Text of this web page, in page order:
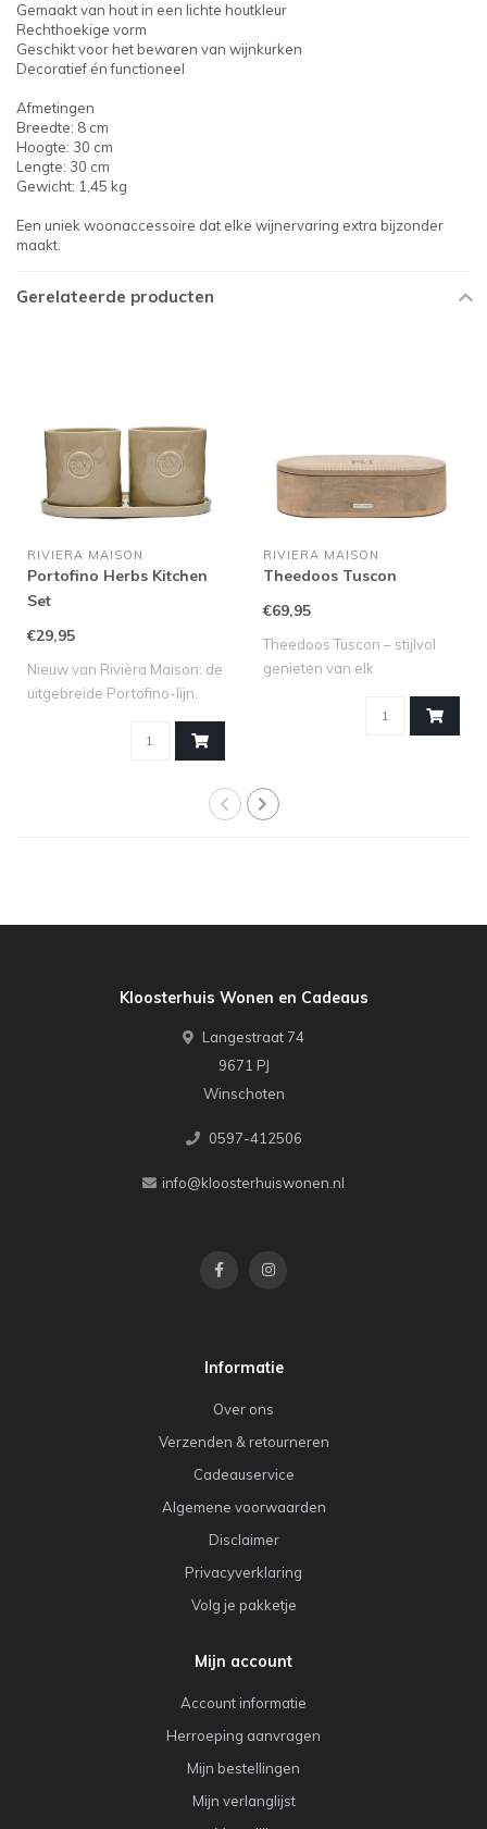
Gemaakt van hout in een lichte houtkleur
Rechthoekige vorm
Geschikt voor het bewaren van wijnkurken
Decoratief én functioneel
Afmetingen
Breedte: 8 cm
Hoogte: 30 cm
Lengte: 30 cm
Gewicht: 1,45 kg
Een uniek woonaccessoire dat elke wijnervaring extra bijzonder
maakt.
Gerelateerde producten
RIVIERA MAISON
Portofino Herbs Kitchen
Set
€29,95
Nieuw van Rivièra Maison: de
uitgebreide Portofino-lijn.
RIVIERA MAISON
Theedoos Tuscon
€69,95
Theedoos Tuscon – stijlvol
genieten van elk
Kloosterhuis Wonen en Cadeaus
Langestraat 74
9671 PJ
Winschoten
0597-412506
info@kloosterhuiswonen.nl
Informatie
Over ons
Verzenden & retourneren
Cadeauservice
Algemene voorwaarden
Disclaimer
Privacyverklaring
Volg je pakketje
Mijn account
Account informatie
Herroeping aanvragen
Mijn bestellingen
Mijn verlanglijst